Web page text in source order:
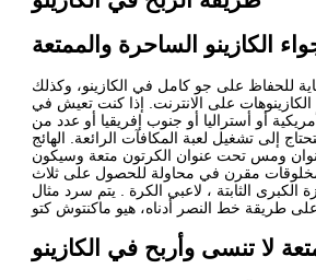
الكازينو الساحرة والممتعة
للحفاظ على جو كامل في الكازينو، وكذلك
على الانترنت. إذا كنت تعيش في
أو أستراليا أو جنوب إفريقيا أو عدد من
إلى تشغيل لعبة المكافآت الرائعة. الهائج
ومس تحت عنوان الكرتون متعة وسيكون
مقرن في محاولة للحصول على ثلاث
الكبرى الثابتة ، لاعبي الكرة . يتم سرد مثال
لا تنسى وأربح في الكازينو